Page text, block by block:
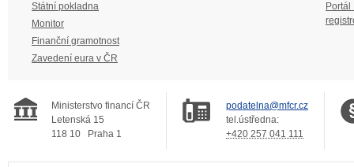
Státní pokladna
Monitor
Finanční gramotnost
Zavedení eura v ČR
Portál
Ministerstvo financí ČR
Letenská 15
118 10
Praha 1
podatelna@mfcr.cz
tel.ústředna:
+420 257 041 111